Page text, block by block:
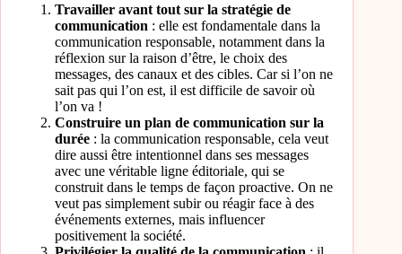
Travailler avant tout sur la stratégie de
communication : elle est fondamentale dans la
communication responsable, notamment dans la
réflexion sur la raison d’être, le choix des
messages, des canaux et des cibles. Car si l’on ne
sait pas qui l’on est, il est difficile de savoir où
l’on va !
Construire un plan de communication sur la
durée : la communication responsable, cela veut
dire aussi être intentionnel dans ses messages
avec une véritable ligne éditoriale, qui se
construit dans le temps de façon proactive. On ne
veut pas simplement subir ou réagir face à des
événements externes, mais influencer
positivement la société.